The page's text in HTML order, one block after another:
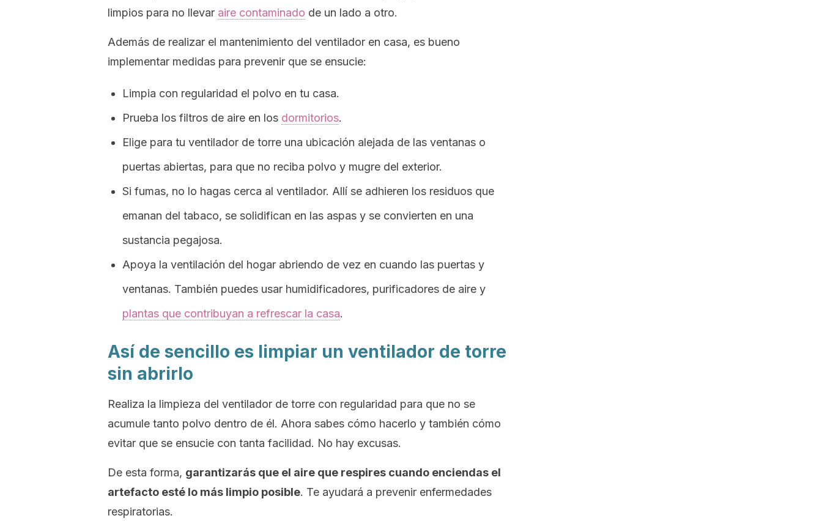
limpios para no llevar aire contaminado de un lado a otro.
Además de realizar el mantenimiento del ventilador en casa, es bueno
implementar medidas para prevenir que se ensucie:
Limpia con regularidad el polvo en tu casa.
Prueba los filtros de aire en los dormitorios.
Elige para tu ventilador de torre una ubicación alejada de las ventanas o
puertas abiertas, para que no reciba polvo y mugre del exterior.
Si fumas, no lo hagas cerca al ventilador. Allí se adhieren los residuos que
emanan del tabaco, se solidifican en las aspas y se convierten en una
sustancia pegajosa.
Apoya la ventilación del hogar abriendo de vez en cuando las puertas y
ventanas. También puedes usar humidificadores, purificadores de aire y
plantas que contribuyan a refrescar la casa.
Así de sencillo es limpiar un ventilador de torre
sin abrirlo
Realiza la limpieza del ventilador de torre con regularidad para que no se
acumule tanto polvo dentro de él. Ahora sabes cómo hacerlo y también cómo
evitar que se ensucie con tanta facilidad. No hay excusas.
De esta forma, garantizarás que el aire que respires cuando enciendas el
artefacto esté lo más limpio posible. Te ayudará a prevenir enfermedades
respiratorias.